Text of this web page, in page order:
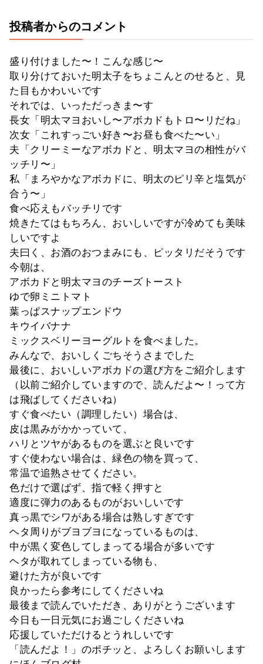
投稿者からのコメント
盛り付けました〜！こんな感じ〜
取り分けておいた明太子をちょこんとのせると、見
た目もかわいいです
それでは、いっただっきま〜す
長女「明太マヨおいし〜アボカドもトロ〜リだね」
次女「これすっごい好き〜お昼も食べた〜い」
夫「クリーミーなアボカドと、明太マヨの相性がバ
ッチリ〜」
私「まろやかなアボカドに、明太のピリ辛と塩気が
合う〜」
食べ応えもバッチリです
焼きたてはもちろん、おいしいですが冷めても美味
しいですよ
夫曰く、お酒のおつまみにも、ピッタリだそうです
今朝は、
アボカドと明太マヨのチーズトースト
ゆで卵ミニトマト
葉っぱスナップエンドウ
キウイバナナ
ミックスベリーヨーグルトを食べました。
みんなで、おいしくごちそうさまでした
最後に、おいしいアボカドの選び方をご紹介します
（以前ご紹介していますので、読んだよ〜！って方
は飛ばしてくださいね）
すぐ食べたい（調理したい）場合は、
皮は黒みがかかっていて、
ハリとツヤがあるものを選ぶと良いです
すぐ使わない場合は、緑色の物を買って、
常温で追熟させてください。
色だけで選ばず、指で軽く押すと
適度に弾力のあるものがおいしいです
真っ黒でシワがある場合は熟しすぎです
ヘタ周りがブヨブヨになっているものは、
中が黒く変色してしまってる場合が多いです
ヘタが取れてしまっている物も、
避けた方が良いです
良かったら参考にしてくださいね
最後まで読んでいただき、ありがとうございます
今日も一日元気にお過ごしくださいね
応援していただけるとうれしいです
「読んだよ！」のポチッと、よろしくお願いします